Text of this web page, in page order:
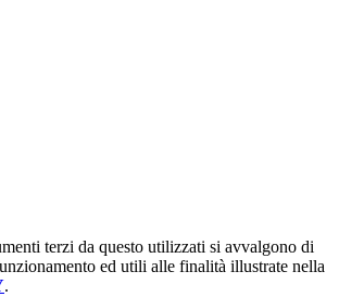
terzi da questo utilizzati si avvalgono di
ed utili alle finalità illustrate nella
.